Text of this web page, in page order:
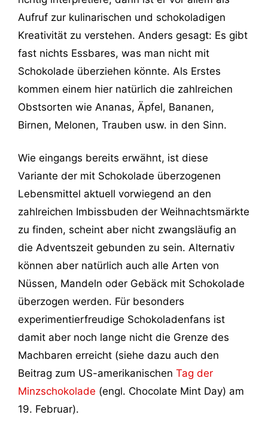
Aufruf zur kulinarischen und schokoladigen
Kreativität zu verstehen. Anders gesagt: Es gibt
fast nichts Essbares, was man nicht mit
Schokolade überziehen könnte. Als Erstes
kommen einem hier natürlich die zahlreichen
Obstsorten wie Ananas, Äpfel, Bananen,
Birnen, Melonen, Trauben usw. in den Sinn.
Wie eingangs bereits erwähnt, ist diese
Variante der mit Schokolade überzogenen
Lebensmittel aktuell vorwiegend an den
zahlreichen Imbissbuden der Weihnachtsmärkte
zu finden, scheint aber nicht zwangsläufig an
die Adventszeit gebunden zu sein. Alternativ
können aber natürlich auch alle Arten von
Nüssen, Mandeln oder Gebäck mit Schokolade
überzogen werden. Für besonders
experimentierfreudige Schokoladenfans ist
damit aber noch lange nicht die Grenze des
Machbaren erreicht (siehe dazu auch den
Beitrag zum US-amerikanischen Tag der
Minzschokolade (engl. Chocolate Mint Day) am
19. Februar).